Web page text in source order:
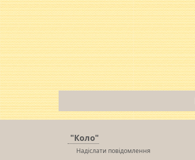
"Коло"
Надіслати повідомлення